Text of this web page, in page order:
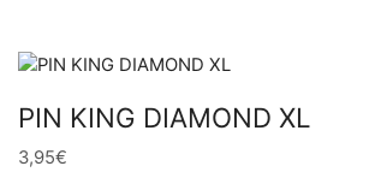
PIN KING DIAMOND XL
3,95€